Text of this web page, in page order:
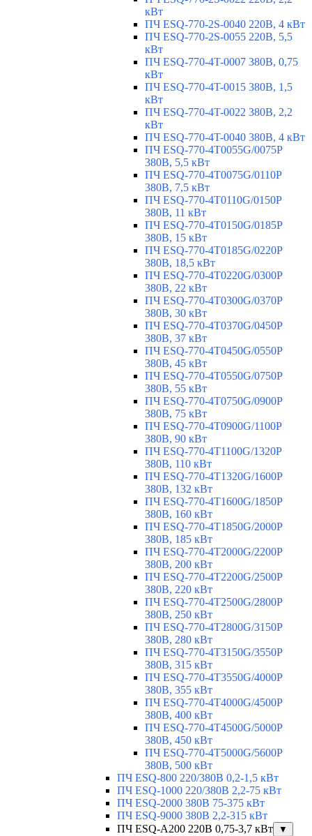
кВт
ПЧ ESQ-770-2S-0040 220В, 4 кВт
ПЧ ESQ-770-2S-0055 220В, 5,5
кВт
ПЧ ESQ-770-4T-0007 380В, 0,75
кВт
ПЧ ESQ-770-4T-0015 380В, 1,5
кВт
ПЧ ESQ-770-4T-0022 380В, 2,2
кВт
ПЧ ESQ-770-4T-0040 380В, 4 кВт
ПЧ ESQ-770-4T0055G/0075P
380В, 5,5 кВт
ПЧ ESQ-770-4T0075G/0110P
380В, 7,5 кВт
ПЧ ESQ-770-4T0110G/0150P
380В, 11 кВт
ПЧ ESQ-770-4T0150G/0185P
380В, 15 кВт
ПЧ ESQ-770-4T0185G/0220P
380В, 18,5 кВт
ПЧ ESQ-770-4T0220G/0300P
380В, 22 кВт
ПЧ ESQ-770-4T0300G/0370P
380В, 30 кВт
ПЧ ESQ-770-4T0370G/0450P
380В, 37 кВт
ПЧ ESQ-770-4T0450G/0550P
380В, 45 кВт
ПЧ ESQ-770-4T0550G/0750P
380В, 55 кВт
ПЧ ESQ-770-4T0750G/0900P
380В, 75 кВт
ПЧ ESQ-770-4T0900G/1100P
380В, 90 кВт
ПЧ ESQ-770-4T1100G/1320P
380В, 110 кВт
ПЧ ESQ-770-4T1320G/1600P
380В, 132 кВт
ПЧ ESQ-770-4T1600G/1850P
380В, 160 кВт
ПЧ ESQ-770-4T1850G/2000P
380В, 185 кВт
ПЧ ESQ-770-4T2000G/2200P
380В, 200 кВт
ПЧ ESQ-770-4T2200G/2500P
380В, 220 кВт
ПЧ ESQ-770-4T2500G/2800P
380В, 250 кВт
ПЧ ESQ-770-4T2800G/3150P
380В, 280 кВт
ПЧ ESQ-770-4T3150G/3550P
380В, 315 кВт
ПЧ ESQ-770-4T3550G/4000P
380В, 355 кВт
ПЧ ESQ-770-4T4000G/4500P
380В, 400 кВт
ПЧ ESQ-770-4T4500G/5000P
380В, 450 кВт
ПЧ ESQ-770-4T5000G/5600P
380В, 500 кВт
ПЧ ESQ-800 220/380В 0,2-1,5 кВт
ПЧ ESQ-1000 220/380В 2,2-75 кВт
ПЧ ESQ-2000 380В 75-375 кВт
ПЧ ESQ-9000 380В 2,2-315 кВт
ПЧ ESQ-A200 220В 0,75-3,7 кВт
▼